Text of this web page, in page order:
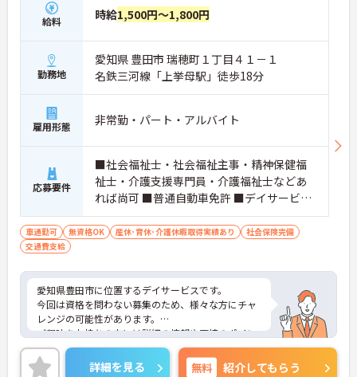
給料 時給1,500円～1,800円
勤務地
愛知県 豊田市 瑞穂町１丁目４１－１
名鉄三河線「上挙母駅」徒歩18分
雇用形態 非常勤・パート・アルバイト
応募要件
■社会福祉士・社会福祉主事・精神保健福
祉士・介護支援専門員・介護福祉士などあ
れば尚可 ■普通自動車免許 ■デイサービス
経験者
車通勤可 無資格OK 産休･育休･介護休暇取得実績あり
社会保険完備
交通費支給
愛知県豊田市に位置するデイサービスです。
今回は資格を問わない募集のため、様々な方にチャ
レンジの可能性があります。
ご興味をお持ちの方には詳細の情報や面接のポイン
トをお伝えしますのでお気軽にお問い合わせくださ
いませ。
詳細を見る 無料 紹介してもらう